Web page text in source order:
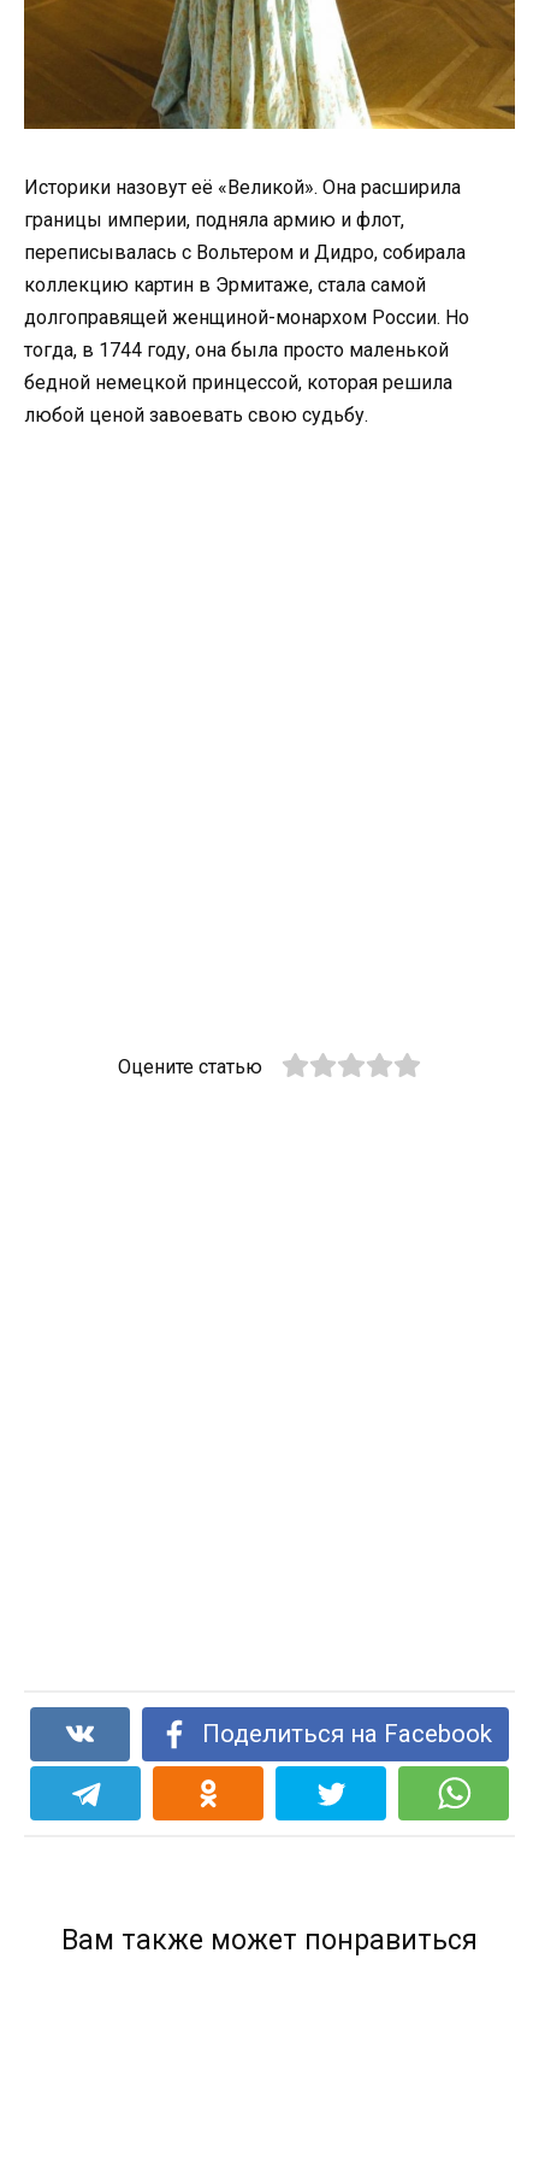
Историки назовут её «Великой». Она расширила
границы империи, подняла армию и флот,
переписывалась с Вольтером и Дидро, собирала
коллекцию картин в Эрмитаже, стала самой
долгоправящей женщиной-монархом России. Но
тогда, в 1744 году, она была просто маленькой
бедной немецкой принцессой, которая решила
любой ценой завоевать свою судьбу.
Оцените статью
Поделиться на Facebook
Вам также может понравиться